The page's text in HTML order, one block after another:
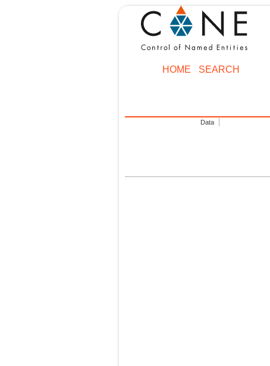
HOME SEARCH
Data